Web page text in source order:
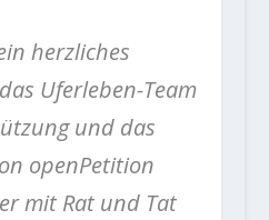
herzliches
Uferleben-Team
und das
openPetition
mit Rat und Tat